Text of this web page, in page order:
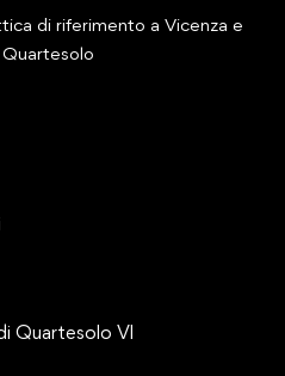
di riferimento a Vicenza e
Quartesolo VI